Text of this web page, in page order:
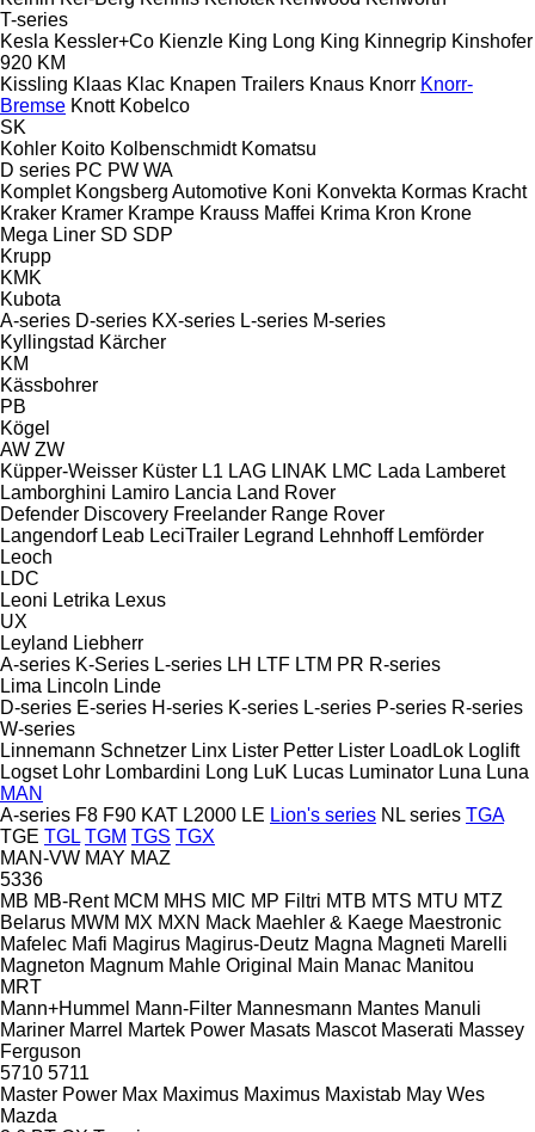
T-series
Kesla Kessler+Co Kienzle King Long King Kinnegrip Kinshofer
920 KM
Kissling Klaas Klac Knapen Trailers Knaus Knorr Knorr-
Bremse Knott Kobelco
SK
Kohler Koito Kolbenschmidt Komatsu
D series PC PW WA
Komplet Kongsberg Automotive Koni Konvekta Kormas Kracht
Kraker Kramer Krampe Krauss Maffei Krima Kron Krone
Mega Liner SD SDP
Krupp
KMK
Kubota
A-series D-series KX-series L-series M-series
Kyllingstad Kärcher
KM
Kässbohrer
PB
Kögel
AW ZW
Küpper-Weisser Küster L1 LAG LINAK LMC Lada Lamberet
Lamborghini Lamiro Lancia Land Rover
Defender Discovery Freelander Range Rover
Langendorf Leab LeciTrailer Legrand Lehnhoff Lemförder
Leoch
LDC
Leoni Letrika Lexus
UX
Leyland Liebherr
A-series K-Series L-series LH LTF LTM PR R-series
Lima Lincoln Linde
D-series E-series H-series K-series L-series P-series R-series
W-series
Linnemann Schnetzer Linx Lister Petter Lister LoadLok Loglift
Logset Lohr Lombardini Long LuK Lucas Luminator Luna Luna
MAN
A-series F8 F90 KAT L2000 LE Lion's series NL series TGA
TGE TGL TGM TGS TGX
MAN-VW MAY MAZ
5336
MB MB-Rent MCM MHS MIC MP Filtri MTB MTS MTU MTZ
Belarus MWM MX MXN Mack Maehler & Kaege Maestronic
Mafelec Mafi Magirus Magirus-Deutz Magna Magneti Marelli
Magneton Magnum Mahle Original Main Manac Manitou
MRT
Mann+Hummel Mann-Filter Mannesmann Mantes Manuli
Mariner Marrel Martek Power Masats Mascot Maserati Massey
Ferguson
5710 5711
Master Power Max Maximus Maximus Maxistab May Wes
Mazda